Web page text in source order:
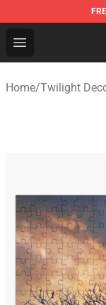
Open menu
Twilight
Home/Twilight